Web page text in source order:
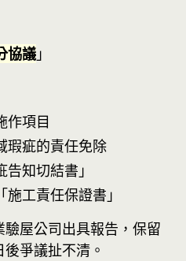
協議」
作項目
瑕疵的責任免除
知切結書」
工責任保證書」
屋公司出具報告，保留
爭議扯不清。